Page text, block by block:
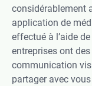
considérablement
application de
effectué à l’aide
entreprises ont
communication
partager avec